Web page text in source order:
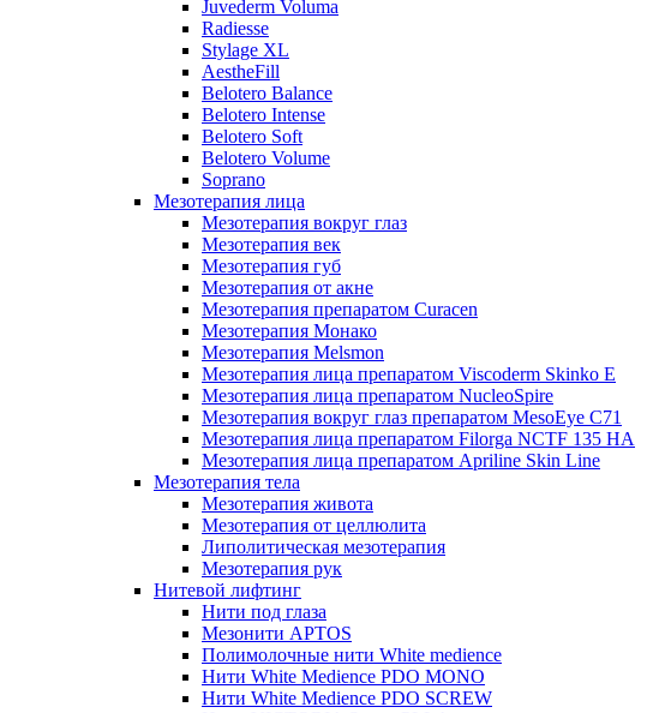
Juvederm Voluma
Radiesse
Stylage XL
AestheFill
Belotero Balance
Belotero Intense
Belotero Soft
Belotero Volume
Soprano
Мезотерапия лица
Мезотерапия вокруг глаз
Мезотерапия век
Мезотерапия губ
Мезотерапия от акне
Мезотерапия препаратом Curacen
Мезотерапия Монако
Мезотерапия Melsmon
Мезотерапия лица препаратом Viscoderm Skinko E
Мезотерапия лица препаратом NucleoSpire
Мезотерапия вокруг глаз препаратом MesoEye С71
Мезотерапия лица препаратом Filorga NCTF 135 HA
Мезотерапия лица препаратом Apriline Skin Line
Мезотерапия тела
Мезотерапия живота
Мезотерапия от целлюлита
Липолитическая мезотерапия
Мезотерапия рук
Нитевой лифтинг
Нити под глаза
Мезонити APTOS
Полимолочные нити White medience
Нити White Medience PDO MONO
Нити White Medience PDO SCREW